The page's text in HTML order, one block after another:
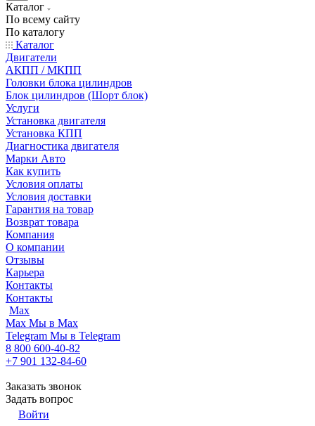
Каталог
По всему сайту
По каталогу
Каталог
Двигатели
АКПП / МКПП
Головки блока цилиндров
Блок цилиндров (Шорт блок)
Услуги
Установка двигателя
Установка КПП
Диагностика двигателя
Марки Авто
Как купить
Условия оплаты
Условия доставки
Гарантия на товар
Возврат товара
Компания
О компании
Отзывы
Карьера
Контакты
Контакты
Max
Max Мы в Max
Telegram Мы в Telegram
8 800 600-40-82
+7 901 132-84-60
Заказать звонок
Задать вопрос
Войти